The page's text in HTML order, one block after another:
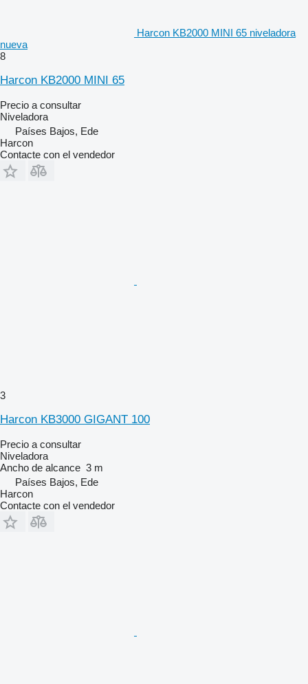
Harcon KB2000 MINI 65 niveladora
nueva
8
Harcon KB2000 MINI 65
Precio a consultar
Niveladora
Países Bajos, Ede
Harcon
Contacte con el vendedor
3
Harcon KB3000 GIGANT 100
Precio a consultar
Niveladora
Ancho de alcance 3 m
Países Bajos, Ede
Harcon
Contacte con el vendedor